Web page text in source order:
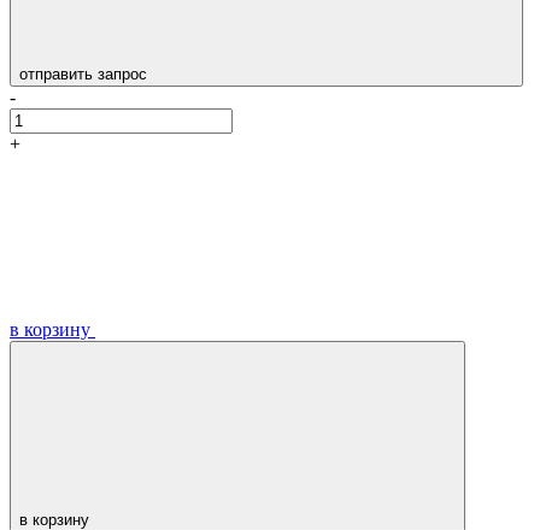
отправить запрос
-
+
в корзину
в корзину